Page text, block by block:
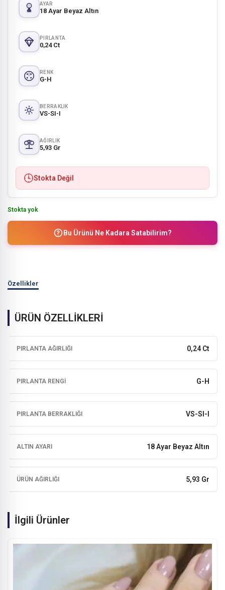
AYAR
18 Ayar Beyaz Altın
PIRLANTA
0,24 Ct
RENK
G-H
BERRAKLIK
VS-SI-I
AĞIRLIK
5,93 Gr
Stokta Değil
Stokta yok
Bu Ürünü Ne Kadara Satabilirim?
Özellikler
ÜRÜN ÖZELLİKLERİ
PIRLANTA AĞIRLIĞI 0,24 Ct
PIRLANTA RENGI G-H
PIRLANTA BERRAKLIĞI VS-SI-I
ALTIN AYARI 18 Ayar Beyaz Altın
ÜRÜN AĞIRLIĞI 5,93 Gr
İlgili Ürünler